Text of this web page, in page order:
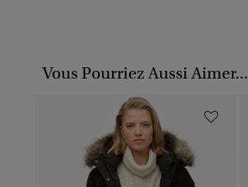
Vous Pourriez Aussi Aimer...